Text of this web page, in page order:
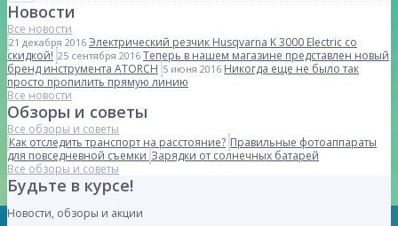
Новости
Все новости
21 декабря 2016 Электрический резчик Husqvarna K 3000 Electric со
скидкой! 25 сентября 2016 Теперь в нашем магазине представлен новый
бренд инструмента ATORCH 5 июня 2016 Никогда еще не было так
просто пропилить прямую линию
Все новости
Обзоры и советы
Все обзоры и советы
Как отследить транспорт на расстояние? Правильные фотоаппараты
для повседневной съемки Зарядки от солнечных батарей
Все обзоры и советы
Будьте в курсе!
Новости, обзоры и акции